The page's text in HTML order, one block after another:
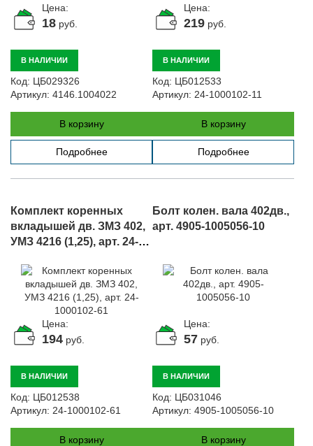
Цена:
18 руб.
В НАЛИЧИИ
Код: ЦБ029326
Артикул: 4146.1004022
В корзину
Подробнее
Цена:
219 руб.
В НАЛИЧИИ
Код: ЦБ012533
Артикул: 24-1000102-11
В корзину
Подробнее
Комплект коренных
вкладышей дв. ЗМЗ 402,
УМЗ 4216 (1,25), арт. 24-
Цена:
194 руб.
В НАЛИЧИИ
Код: ЦБ012538
Артикул: 24-1000102-61
В корзину
Болт колен. вала 402дв.,
арт. 4905-1005056-10
Цена:
57 руб.
В НАЛИЧИИ
Код: ЦБ031046
Артикул: 4905-1005056-10
В корзину